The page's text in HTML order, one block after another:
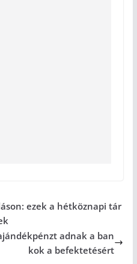
ezek a hétköznapi tár
adnak a ban
kok a befektetésért